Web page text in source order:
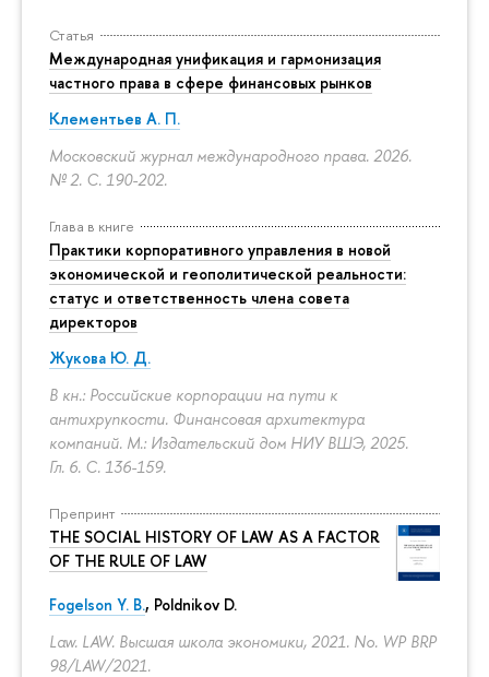
Статья
Международная унификация и гармонизация
частного права в сфере финансовых рынков
Клементьев А. П.
Московский журнал международного права. 2026.
№ 2. С. 190-202.
Глава в книге
Практики корпоративного управления в новой
экономической и геополитической реальности:
статус и ответственность члена совета
директоров
Жукова Ю. Д.
В кн.: Российские корпорации на пути к
антихрупкости. Финансовая архитектура
компаний. М.: Издательский дом НИУ ВШЭ, 2025.
Гл. 6. С. 136-159.
Препринт
THE SOCIAL HISTORY OF LAW AS A FACTOR
OF THE RULE OF LAW
Fogelson Y. B., Poldnikov D.
Law. LAW. Высшая школа экономики, 2021. No. WP BRP
98/LAW/2021.